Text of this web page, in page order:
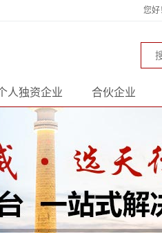
您好
合伙企业
人独资企业